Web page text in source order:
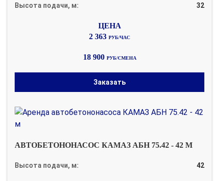
Высота подачи, м: 32
2 363 РУБ/ЧАС
18 900 РУБ/СМЕНА
Заказать
АВТОБЕТОНОНАСОС КАМАЗ АБН 75.42 - 42 М
Высота подачи, м: 42